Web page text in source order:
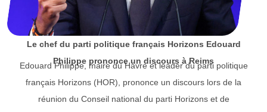
Le chef du parti politique français Horizons Edouard
Philippe prononce un discours à Reims
Edouard Philippe, maire du Havre et leader du parti politique
français Horizons (HOR), prononce un discours lors de la
réunion du Conseil national du parti Horizons et de